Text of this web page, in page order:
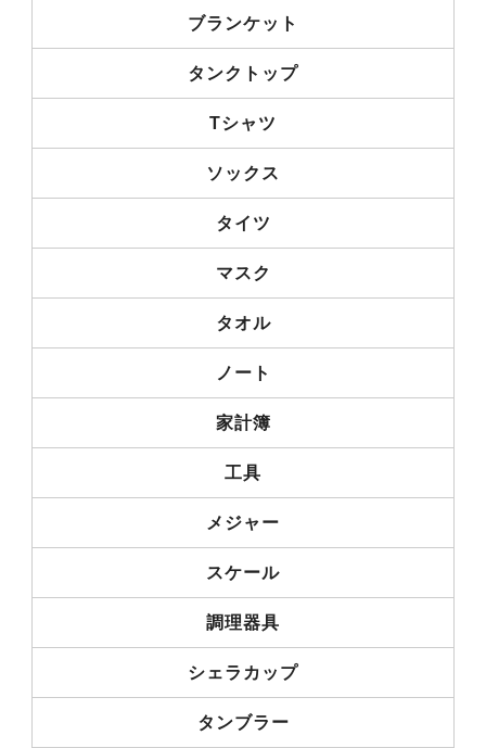
ブランケット
タンクトップ
Tシャツ
ソックス
タイツ
マスク
タオル
ノート
家計簿
工具
メジャー
スケール
調理器具
シェラカップ
タンブラー